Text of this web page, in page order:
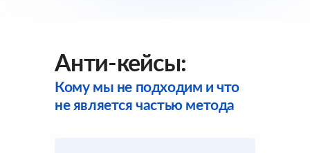
Анти-кейсы:
Кому мы не подходим и что
не является частью метода